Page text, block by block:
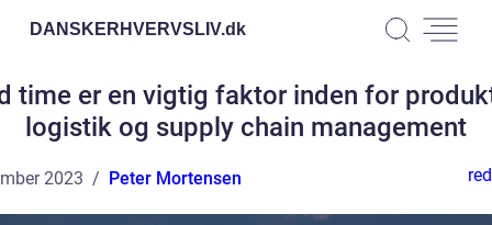
DANSKERHVERVSLIV.dk
time er en vigtig faktor inden for
logistik og supply chain management
2023 Peter Mortensen